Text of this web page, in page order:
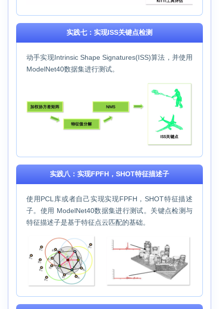
实践七：实现ISS关键点检测
动手实现Intrinsic Shape Signatures(ISS)算法，并使用
ModelNet40数据集进行测试。
实践八：实现FPFH，SHOT特征描述子
使用PCL库或者自己实现实现FPFH，SHOT特征描述
子。使用 ModelNet40数据集进行测试。关键点检测与
特征描述子是基于特征点云匹配的基础。